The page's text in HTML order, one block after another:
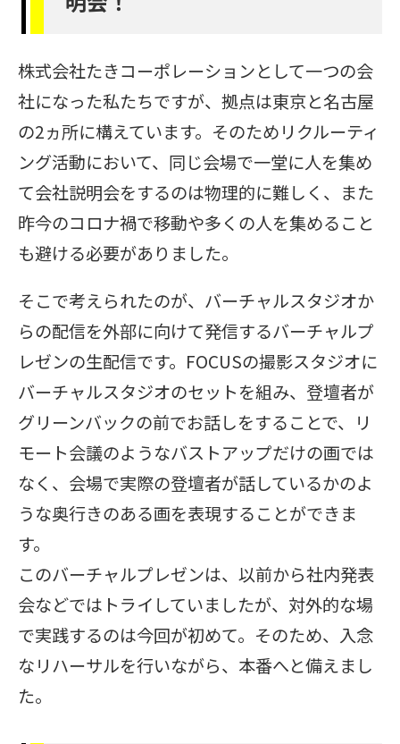
株式会社たきコーポレーションとして一つの会
社になった私たちですが、拠点は東京と名古屋
の2ヵ所に構えています。そのためリクルーティ
ング活動において、同じ会場で一堂に人を集め
て会社説明会をするのは物理的に難しく、また
昨今のコロナ禍で移動や多くの人を集めること
も避ける必要がありました。
そこで考えられたのが、バーチャルスタジオか
らの配信を外部に向けて発信するバーチャルプ
レゼンの生配信です。FOCUSの撮影スタジオに
バーチャルスタジオのセットを組み、登壇者が
グリーンバックの前でお話しをすることで、リ
モート会議のようなバストアップだけの画では
なく、会場で実際の登壇者が話しているかのよ
うな奥行きのある画を表現することができま
す。
このバーチャルプレゼンは、以前から社内発表
会などではトライしていましたが、対外的な場
で実践するのは今回が初めて。そのため、入念
なリハーサルを行いながら、本番へと備えまし
た。